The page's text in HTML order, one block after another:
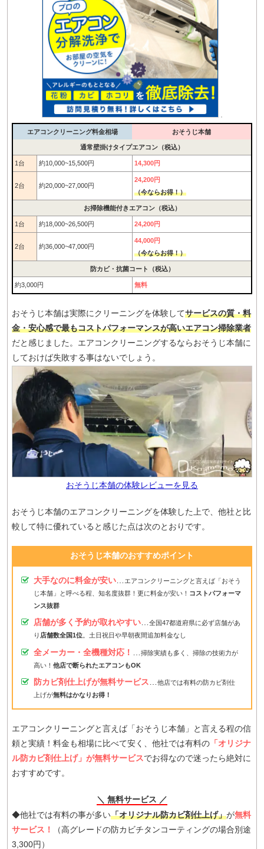
エアコンクリーニング料金相場 おそうじ本舗
通常壁掛けタイプエアコン（税込）
1台 約10,000~15,500円 14,300円
2台 約20,000~27,000円
24,200円
（今ならお得！）
お掃除機能付きエアコン（税込）
1台 約18,000~26,500円 24,200円
2台 約36,000~47,000円
44,000円
（今ならお得！）
防カビ・抗菌コート（税込）
約3,000円 無料
おそうじ本舗は実際にクリーニングを体験してサービスの質・料
金・安心感で最もコストパフォーマンスが高いエアコン掃除業者
だと感じました。エアコンクリーニングするならおそうじ本舗に
しておけば失敗する事はないでしょう。
おそうじ本舗の体験レビューを見る
おそうじ本舗のエアコンクリーニングを体験した上で、他社と比
較して特に優れていると感じた点は次のとおりです。
おそうじ本舗のおすすめポイント
大手なのに料金が安い…
エアコンクリーニングと言えば「おそう
じ本舗」と呼べる程、知名度抜群！更に料金が安い！ コストパフォーマ
ンス抜群
店舗が多く予約が取れやすい…全国47都道府県に必ず店舗があ
り 店舗数全国1位。土日祝日や早朝夜間追加料金なし
全メーカー・全機種対応！
掃除実績も多く、掃除の技術力が
高い！ 他店で断られたエアコンもOK
防カビ剤仕上げが無料サービス…他店では有料の防カビ剤仕
上げが無料はかなりお得！
エアコンクリーニングと言えば「おそうじ本舗」と言える程の信
頼と実績！料金も相場に比べて安く、他社では有料の 「オリジナ
ル防カビ剤仕上げ」が無料サービスでお得なので迷ったら絶対に
おすすめです。
＼ 無料サービス ／
◆他社では有料の事が多い「オリジナル防カビ剤仕上げ」が無料
サービス！
（高グレードの防カビチタンコーティングの場合別途
3,300円）